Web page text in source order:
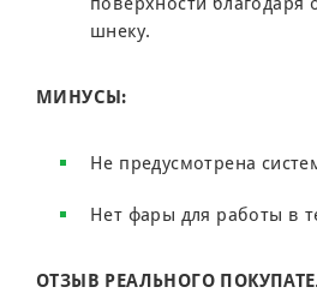
шнеку.
МИНУСЫ:
Не предусмотрена
Нет фары для работы в
ОТЗЫВ РЕАЛЬНОГО